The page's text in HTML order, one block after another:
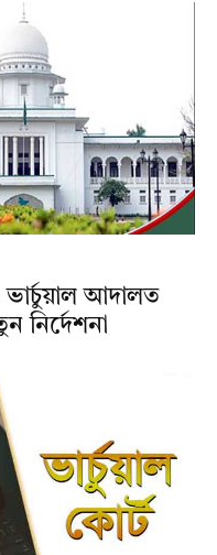
ভার্চুয়াল আদালত
নির্দেশনা